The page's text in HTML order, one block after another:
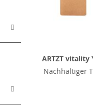
ARTZT vitality
Nachhaltiger